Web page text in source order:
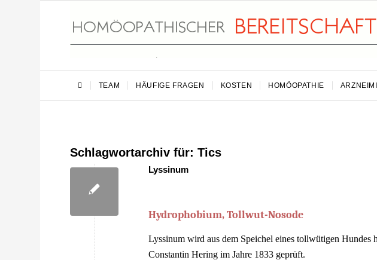
TEAM HÄUFIGE FRAGEN KOSTEN HOMÖOPATHIE
Schlagwortarchiv für:Tics
Lyssinum
Hydrophobium, Tollwut-Nosode
Lyssinum wird aus dem Speichel eines tollwütigen Hundes
Constantin Hering im Jahre 1833 geprüft.